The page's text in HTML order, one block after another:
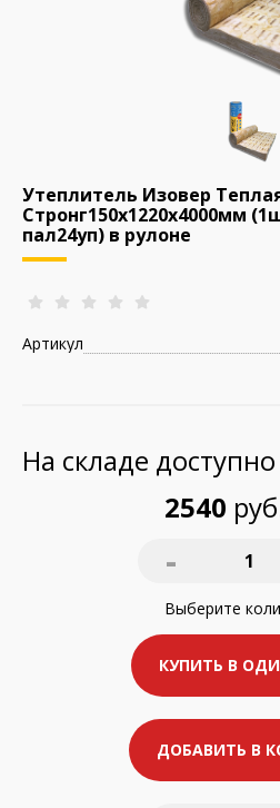
Утеплитель Изовер
Стронг150х1220х4000мм
пал24уп) в рулоне
Артикул
На складе доступно
2540
- 1
Выберите
КУПИТЬ В
ДОБАВИТЬ В